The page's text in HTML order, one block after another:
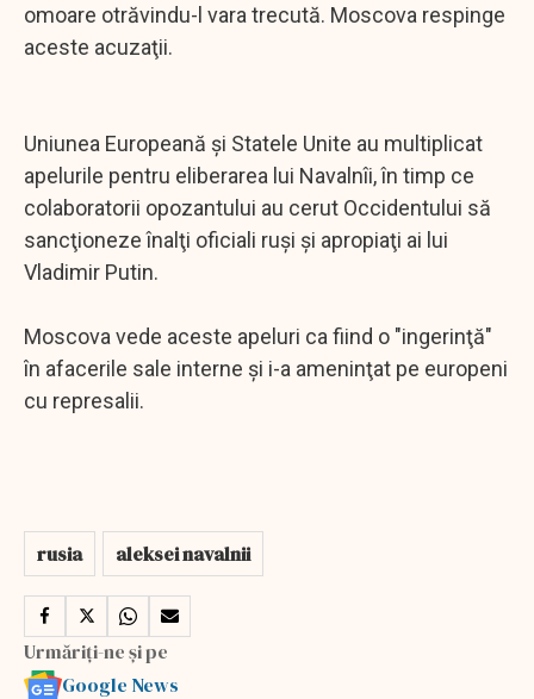
omoare otrăvindu-l vara trecută. Moscova respinge
aceste acuzaţii.
Uniunea Europeană şi Statele Unite au multiplicat
apelurile pentru eliberarea lui Navalnîi, în timp ce
colaboratorii opozantului au cerut Occidentului să
sancţioneze înalţi oficiali ruşi şi apropiaţi ai lui
Vladimir Putin.
Moscova vede aceste apeluri ca fiind o "ingerinţă"
în afacerile sale interne şi i-a ameninţat pe europeni
cu represalii.
rusia aleksei navalnii
Urmăriți-ne și pe
Google News